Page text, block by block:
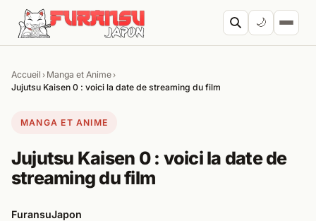
Aller au contenu
🌙
Accueil › Manga et Anime›
Jujutsu Kaisen 0 : voici la date de streaming du film
MANGA ET ANIME
Jujutsu Kaisen 0 : voici la date de
streaming du film
FuransuJapon